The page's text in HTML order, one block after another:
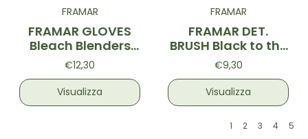
FRAMAR
FRAMAR GLOVES
Bleach Blenders
Spritz
€12,30
Visualizza
FRAMAR
FRAMAR DET.
BRUSH Black to the
Future
€9,30
Visualizza
2 3 4 5